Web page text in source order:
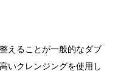
えることが一般的なダブ
いクレンジングを使用し